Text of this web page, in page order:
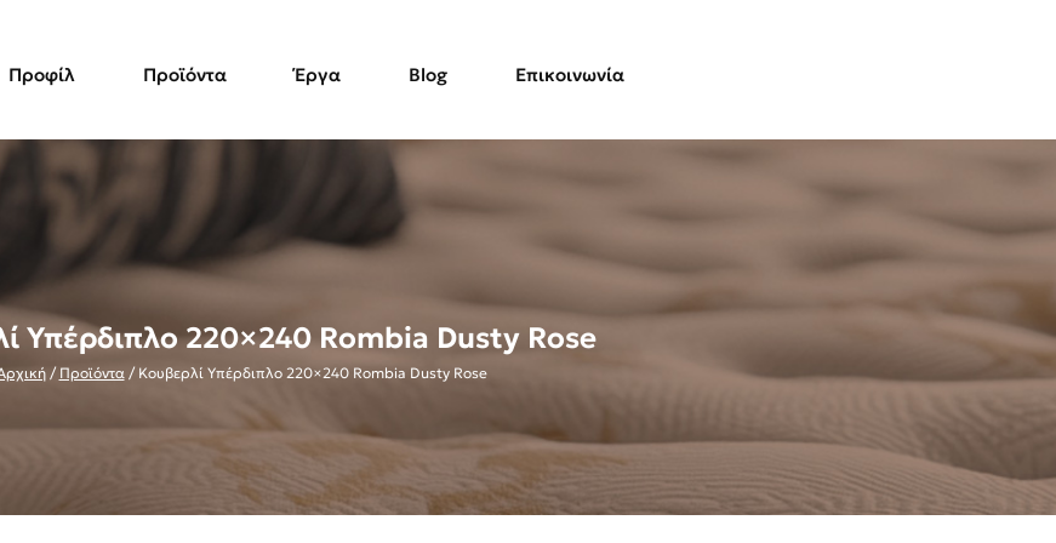
Προφίλ Προϊόντα Έργα Blog Επικοινωνία
Υπέρδιπλο 220×240 Rombia Dusty Rose
/ Προϊόντα/ Κουβερλί Υπέρδιπλο 220×240 Rombia Dusty Rose